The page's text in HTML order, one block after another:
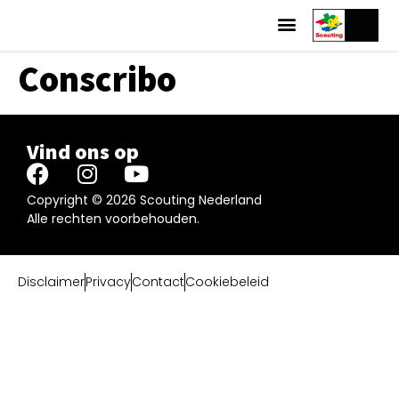
Conscribo
Vind ons op
Copyright © 2026 Scouting Nederland
Alle rechten voorbehouden.
DisclaimerPrivacyContactCookiebeleid